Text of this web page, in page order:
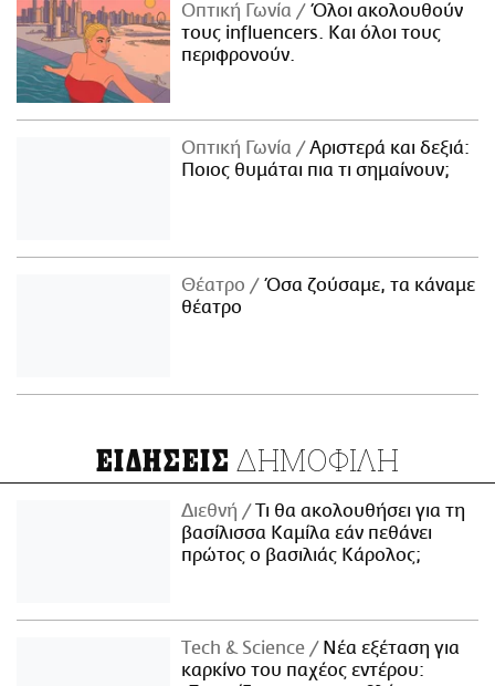
Οπτική Γωνία
Όλοι ακολουθούν
τους influencers. Και όλοι τους
περιφρονούν.
Οπτική Γωνία
Αριστερά και δεξιά:
Ποιος θυμάται πια τι σημαίνουν;
Θέατρο
Όσα ζούσαμε, τα κάναμε
θέατρο
ΕΙΔΗΣΕΙΣ ΔΗΜΟΦΙΛΗ
Διεθνή
Τι θα ακολουθήσει για τη
βασίλισσα Καμίλα εάν πεθάνει
πρώτος ο βασιλιάς Κάρολος;
Τech & Science
Νέα εξέταση για
καρκίνο του παχέος εντέρου: